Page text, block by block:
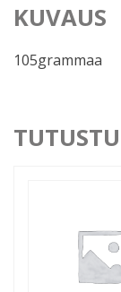
määrä
KUVAUS
105grammaa